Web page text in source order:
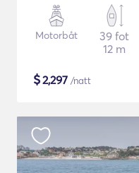
Motorbåt
39 fot
12 m
$2,297 /natt